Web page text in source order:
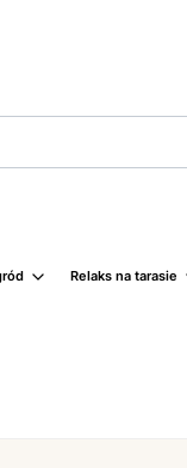
Relaks na tarasie